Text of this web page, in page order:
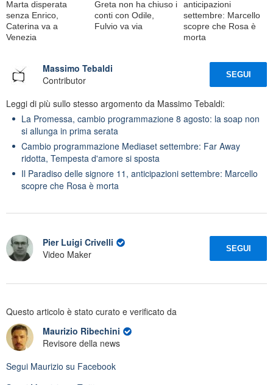
Marta disperata
senza Enrico,
Caterina va a
Venezia
Greta non ha chiuso i
conti con Odile,
Fulvio va via
anticipazioni
settembre: Marcello
scopre che Rosa è
morta
Massimo Tebaldi
Contributor
SEGUI
Leggi di più sullo stesso argomento da Massimo Tebaldi:
La Promessa, cambio programmazione 8 agosto: la soap non
si allunga in prima serata
Cambio programmazione Mediaset settembre: Far Away
ridotta, Tempesta d'amore si sposta
Il Paradiso delle signore 11, anticipazioni settembre: Marcello
scopre che Rosa è morta
Pier Luigi Crivelli
Video Maker
SEGUI
Questo articolo è stato curato e verificato da
Maurizio Ribechini
Revisore della news
Segui Maurizio su Facebook